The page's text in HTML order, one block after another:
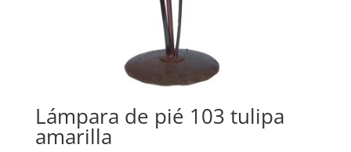
Lámpara de pié 103 tulipa
amarilla